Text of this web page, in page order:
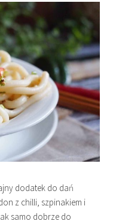
dodatek do dań
z chilli, szpinakiem i
samo dobrze do